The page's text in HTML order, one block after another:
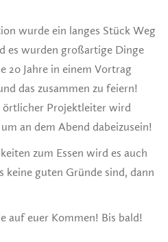
wurde ein langes Stück Weg
es wurden großartige Dinge
20 Jahre in einem Vortrag
das zusammen zu feiern!
örtlicher Projektleiter wird
an dem Abend dabeizusein!
zum Essen wird es auch
keine guten Gründe sind, dann
auf euer Kommen! Bis bald!